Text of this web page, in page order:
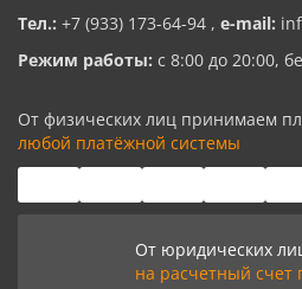
Тел.: +7 (933) 173-64-94 , e-mail:
Режим работы: с 8:00 до 20:00,
От физических лиц принимаем
любой платёжной системы
От юридических
на расчетный счет